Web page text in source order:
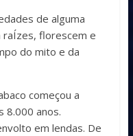
de alguma
raÍzes, florescem e
do mito e da
começou a
8.000 anos.
em lendas. De